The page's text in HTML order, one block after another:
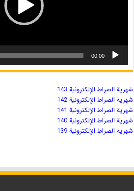
00:00
شهریة الصراط الإلكترونية 143
شهریة الصراط الإلكترونية 142
شهریة الصراط الإلكترونية 141
شهریة الصراط الإلكترونية 140
شهریة الصراط الإلكترونية 139